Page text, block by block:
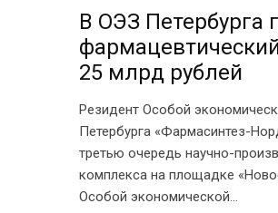
В ОЭЗ Петербурга
25 млрд рублей
Резидент Особой
Петербурга «Фармасинтез-
третью очередь научно-
комплекса на площадке
Особой экономической...